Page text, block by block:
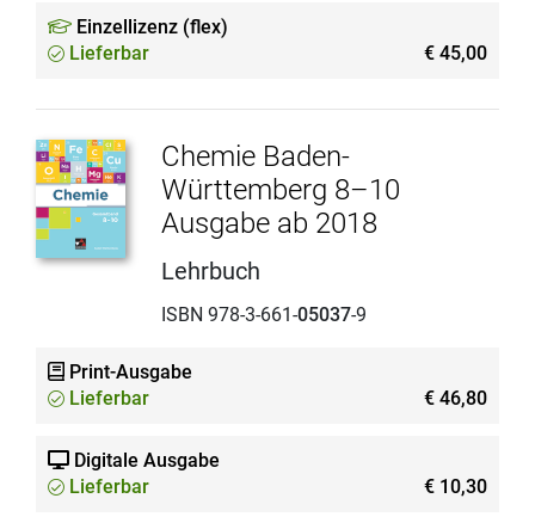
Einzellizenz (flex)
Lieferbar
€ 45,00
Chemie Baden-
Württemberg 8–10
Ausgabe ab 2018
Lehrbuch
ISBN 978-3-661-05037-9
Print-Ausgabe
Lieferbar
€ 46,80
Digitale Ausgabe
Lieferbar
€ 10,30